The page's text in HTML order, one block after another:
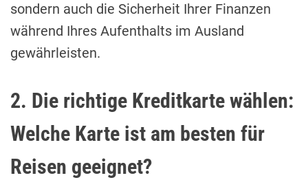
sondern auch die Sicherheit Ihrer Finanzen
während Ihres Aufenthalts im Ausland
gewährleisten.
2. Die richtige Kreditkarte wählen:
Welche Karte ist am besten für
Reisen geeignet?